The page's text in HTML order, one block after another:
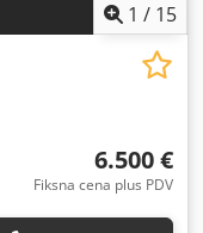
1 / 15
6.500 €
Fiksna cena plus PDV